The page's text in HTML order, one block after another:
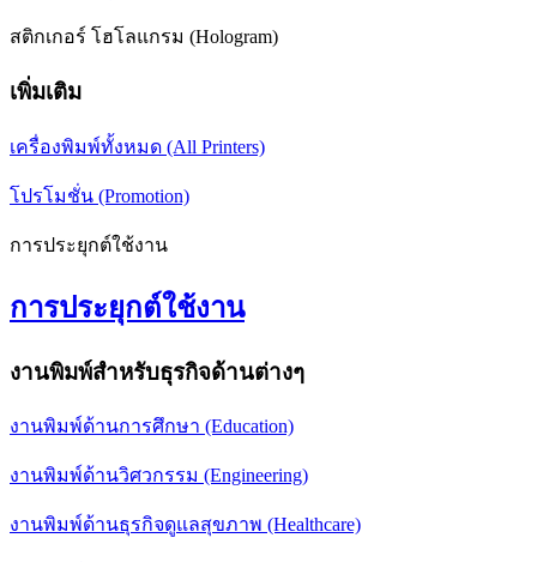
สติกเกอร์ โฮโลแกรม (Hologram)
เพิ่มเติม
เครื่องพิมพ์ทั้งหมด (All Printers)
โปรโมชั่น (Promotion)
การประยุกต์ใช้งาน
การประยุกต์ใช้งาน
งานพิมพ์สำหรับธุรกิจด้านต่างๆ
งานพิมพ์ด้านการศึกษา (Education)
งานพิมพ์ด้านวิศวกรรม (Engineering)
งานพิมพ์ด้านธุรกิจดูแลสุขภาพ (Healthcare)